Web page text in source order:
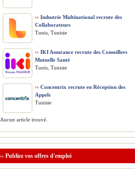
›› Industrie Multinational recrute des
Collaborateurs
Tunis, Tunisie
›› IKI Assurance recrute des Conseillers
Mutuelle Santé
Tunis, Tunisie
›› Concentrix recrute en Réception des
Appels
Tunisie
Aucun article trouvé.
›› Publiez vos offres d'emploi